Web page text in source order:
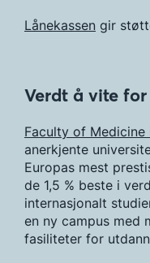
Lånekassen gir
Verdt å vite
Faculty of Medicine
anerkjente
Europas mest
de 1,5 % beste i
internasjonalt
en ny campus med
fasiliteter for